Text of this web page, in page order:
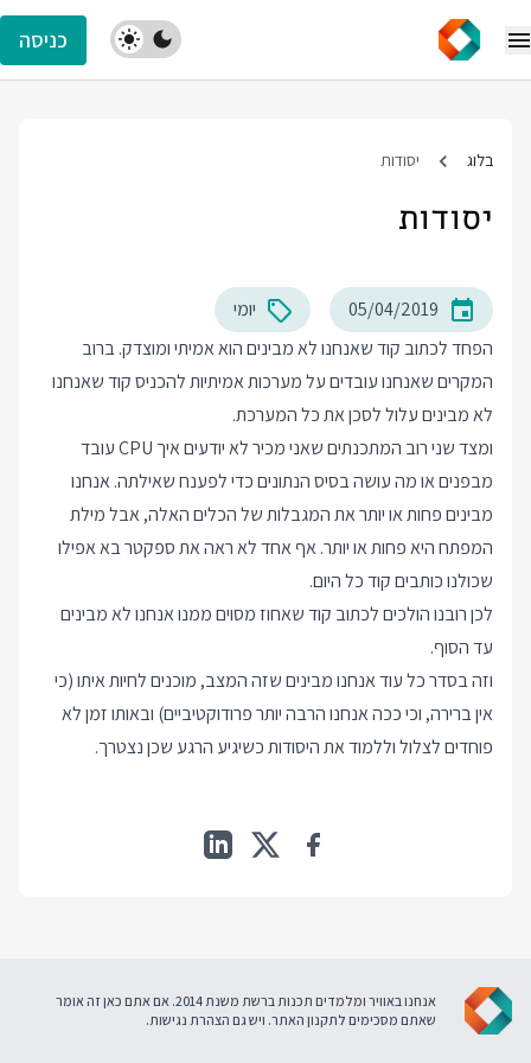
כניסה
בלוג יסודות
יסודות
05/04/2019
יומי
הפחד לכתוב קוד שאנחנו לא מבינים הוא אמיתי ומוצדק. ברוב
המקרים שאנחנו עובדים על מערכות אמיתיות להכניס קוד שאנחנו
לא מבינים עלול לסכן את כל המערכת.
ומצד שני רוב המתכנתים שאני מכיר לא יודעים איך CPU עובד
מבפנים או מה עושה בסיס הנתונים כדי לפענח שאילתה. אנחנו
מבינים פחות או יותר את המגבלות של הכלים האלה, אבל מילת
המפתח היא פחות או יותר. אף אחד לא ראה את ספקטר בא אפילו
שכולנו כותבים קוד כל היום.
לכן רובנו הולכים לכתוב קוד שאחוז מסוים ממנו אנחנו לא מבינים
עד הסוף.
וזה בסדר כל עוד אנחנו מבינים שזה המצב, מוכנים לחיות איתו (כי
אין ברירה, וכי ככה אנחנו הרבה יותר פרודוקטיביים) ובאותו זמן לא
פוחדים לצלול וללמוד את היסודות כשיגיע הרגע שכן נצטרך.
אנחנו באוויר ומלמדים תכנות ברשת משנת 2014. אם אתם כאן זה אומר
שאתם מסכימים לתקנון האתר. ויש גם הצהרת נגישות.